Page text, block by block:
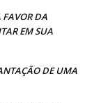
FAVOR DA
EM SUA
DE UMA